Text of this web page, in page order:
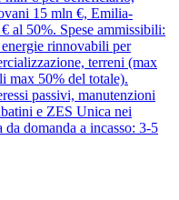
15 mln €, Emilia-
al 50%. Spese ammissibili:
rinnovabili per
terreni (max
max 50% del totale).
passivi, manutenzioni
e ZES Unica nei
domanda a incasso: 3-5